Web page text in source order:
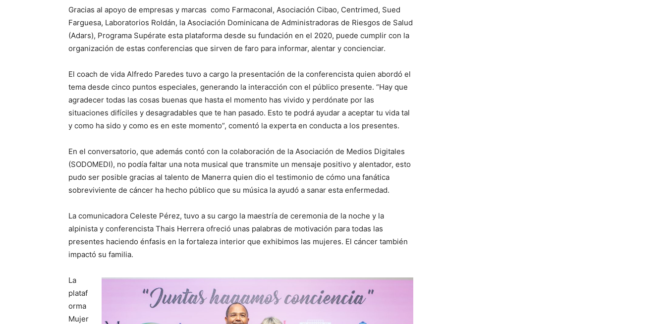
Gracias al apoyo de empresas y marcas como Farmaconal, Asociación Cibao, Centrimed, Sued
Farguesa, Laboratorios Roldán, la Asociación Dominicana de Administradoras de Riesgos de Salud
(Adars), Programa Supérate esta plataforma desde su fundación en el 2020, puede cumplir con la
organización de estas conferencias que sirven de faro para informar, alentar y concienciar.
El coach de vida Alfredo Paredes tuvo a cargo la presentación de la conferencista quien abordó el
tema desde cinco puntos especiales, generando la interacción con el público presente. “Hay que
agradecer todas las cosas buenas que hasta el momento has vivido y perdónate por las
situaciones difíciles y desagradables que te han pasado. Esto te podrá ayudar a aceptar tu vida tal
y como ha sido y como es en este momento”, comentó la experta en conducta a los presentes.
En el conversatorio, que además contó con la colaboración de la Asociación de Medios Digitales
(SODOMEDI), no podía faltar una nota musical que transmite un mensaje positivo y alentador, esto
pudo ser posible gracias al talento de Manerra quien dio el testimonio de cómo una fanática
sobreviviente de cáncer ha hecho público que su música la ayudó a sanar esta enfermedad.
La comunicadora Celeste Pérez, tuvo a su cargo la maestría de ceremonia de la noche y la
alpinista y conferencista Thais Herrera ofreció unas palabras de motivación para todas las
presentes haciendo énfasis en la fortaleza interior que exhibimos las mujeres. El cáncer también
impactó su familia.
La
plataf
orma
Mujer